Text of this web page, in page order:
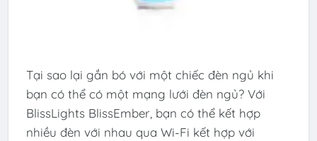
Tại sao lại gắn bó với một chiếc đèn ngủ khi
bạn có thể có một mạng lưới đèn ngủ? Với
BlissLights BlissEmber, bạn có thể kết hợp
nhiều đèn với nhau qua Wi-Fi kết hợp với